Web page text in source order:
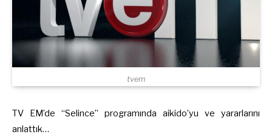
tvem
TV EM’de “Selince” programında aikido’yu ve yararlarını
anlattık…